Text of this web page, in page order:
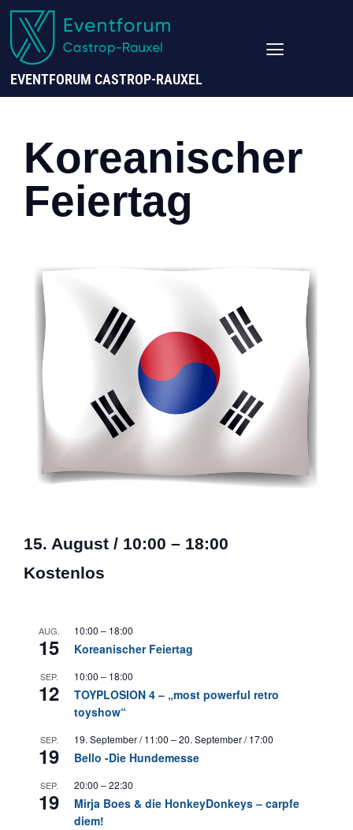
EVENTFORUM CASTROP-RAUXEL
Koreanischer
Feiertag
15. August / 10:00 – 18:00
Kostenlos
AUG.
15
10:00 – 18:00
Koreanischer Feiertag
SEP.
12
10:00 – 18:00
TOYPLOSION 4 – „most powerful retro
toyshow“
SEP.
19
19. September / 11:00 –20. September / 17:00
Bello -Die Hundemesse
SEP.
19
20:00 –22:30
Mirja Boes & die HonkeyDonkeys – carpfe
diem!